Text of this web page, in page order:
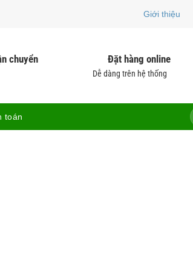
Giới thiệu
chuyển Đặt hàng online
Dễ dàng trên hệ thống
toán